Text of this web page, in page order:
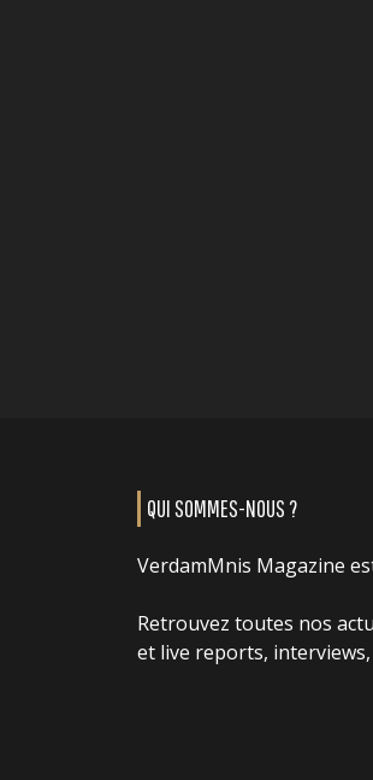
QUI SOMMES-NOUS ?
VerdamMnis Magazine
Retrouvez toutes nos
et live reports, interviews,